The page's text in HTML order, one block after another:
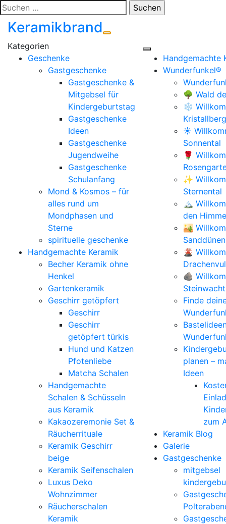
Zum
Inhalt
springen
Suchen
nach:
Keramikbrand
Geschenke
Gastgeschenke
Gastgeschenke &
Mitgebsel für
Kindergeburtstag
Gastgeschenke
Ideen
Gastgeschenke
Jugendweihe
Gastgeschenke
Schulanfang
Mond & Kosmos – für
alles rund um
Mondphasen und
Sterne
spirituelle geschenke
Handgemachte Keramik
Becher Keramik ohne
Henkel
Gartenkeramik
Geschirr getöpfert
Geschirr
Geschirr
getöpfert türkis
Hund und Katzen
Pfotenliebe
Matcha Schalen
Handgemachte
Schalen & Schüsseln
aus Keramik
Kakaozeremonie Set &
Räucherrituale
Keramik Geschirr
beige
Keramik Seifenschalen
Luxus Deko
Wohnzimmer
Räucherschalen
Keramik
Handgemachte
Wunderfunkel®
🌳 Wald
❄️
☀️
Sonnental
🌹
✨
Sternental
🏔️
den
🏜️
Sanddünen
🌋
🪨
Steinwacht
Finde
planen –
Ideen
zum
Keramik Blog
Galerie
Gastgeschenke
mitgebsel